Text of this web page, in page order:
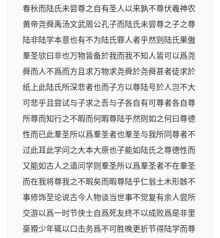
春秋而陆氏未尝尊之自有圣人以来孰不尊伏羲神农
黄帝尧舜禹汤文武周公孔子而陆氏未尝尊之子之尊
陆非陆学本意也有不为陆氏罪人者乎然则陆氏果傲
羣圣欤曰非也万物皆备於我而我不知人皆可以爲尧
舜而人不爲而方且求万物求尧舜於尧舜甚者徒求於
纸上此陆氏所深悲者也而子方以尊陆号於人岂不大
可悲乎且尝试与子求之吾与子各自有可尊者各自尊
所尊而知行之不暇而何暇尊陆乎然则如之何曰尊德
性而已此羣圣所以爲羣圣者也羣圣与我所同尊者不
过此耳此学问之大本大原也子能如陆氏之尊德性而
又能如古人之道问学则羣圣所以爲羣圣者不在羣圣
而在我将尊我之不暇矣而暇尊陆乎仁翁土木形骸不
事修饰至论说古今人物谈当世事不觉复有余人尝所
交游以爲一时节侠士自爲死友终不以成败爲是非里
豪猾少年辄以口击务爲不可胜晚更折节得陆学而尊